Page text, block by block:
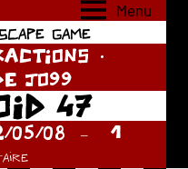
Menu
game
JO99
47
05/08
1